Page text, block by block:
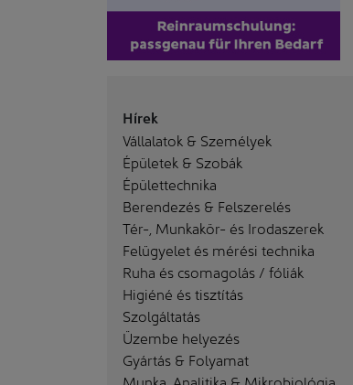
Hírek
Vállalatok & Személyek
Épületek & Szobák
Épülettechnika
Berendezés & Felszerelés
Tér-, Munkakör- és Irodaszerek
Felügyelet és mérési technika
Ruha és csomagolás / fóliák
Higiéné és tisztítás
Szolgáltatás
Üzembe helyezés
Gyártás & Folyamat